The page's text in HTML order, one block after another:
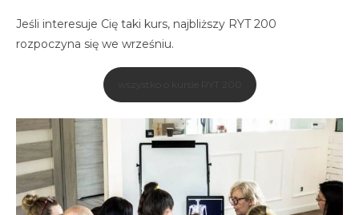
Jeśli interesuje Cię taki kurs, najbliższy RYT 200
rozpoczyna się we wrześniu.